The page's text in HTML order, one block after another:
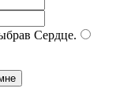
Сердце.